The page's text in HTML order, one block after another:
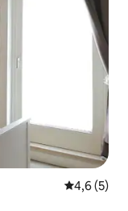
4,6 de
4,6 (5)